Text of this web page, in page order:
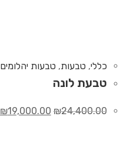
כללי, טבעות, טבעות יהלומים
טבעת לונה
₪24,400.00
₪19,000.00